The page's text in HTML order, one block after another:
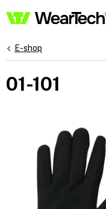
na
E-shop
01-101